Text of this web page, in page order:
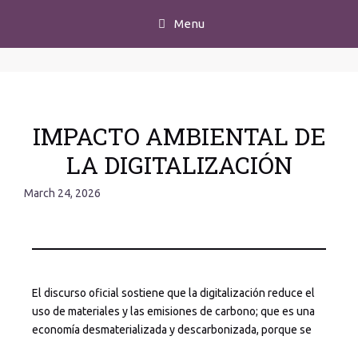
Menu
IMPACTO AMBIENTAL DE
LA DIGITALIZACIÓN
March 24, 2026
El discurso oficial sostiene que la digitalización reduce el
uso de materiales y las emisiones de carbono; que es una
economía desmaterializada y descarbonizada, porque se